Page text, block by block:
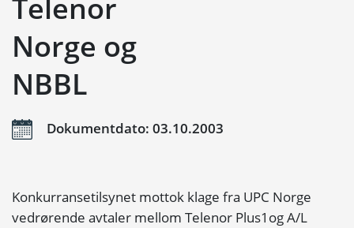
Telenor
Norge og
NBBL
Dokumentdato: 03.10.2003
Konkurransetilsynet mottok klage fra UPC Norge
vedrørende avtaler mellom Telenor Plus1og A/L